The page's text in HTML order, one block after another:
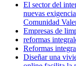
El sector del
nuevas
Comunidad
Empresas de
reformas
Reformas
Diseñar una